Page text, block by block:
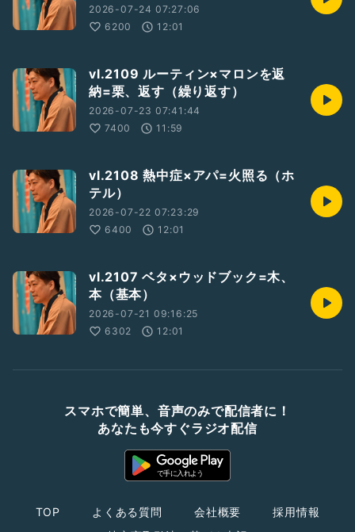
2026-07-24 07:27:06
6200
12:01
vl.2109 ルーティン×マロンを返
納=栗、返す（繰り返す）
2026-07-23 07:41:44
7400
11:59
vl.2108 熱中症×アパ=火照る（ホ
テル）
2026-07-22 07:23:29
6400
12:01
vl.2107 ベタ×ウッドブック=木、
本（基本）
2026-07-21 09:16:25
6302
12:01
スマホで簡単、音声のみで配信者に！
あなたも今すぐラジオ配信
TOP よくある質問 会社概要
採用情報